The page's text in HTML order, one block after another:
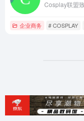
企业商务 # COSPLAY